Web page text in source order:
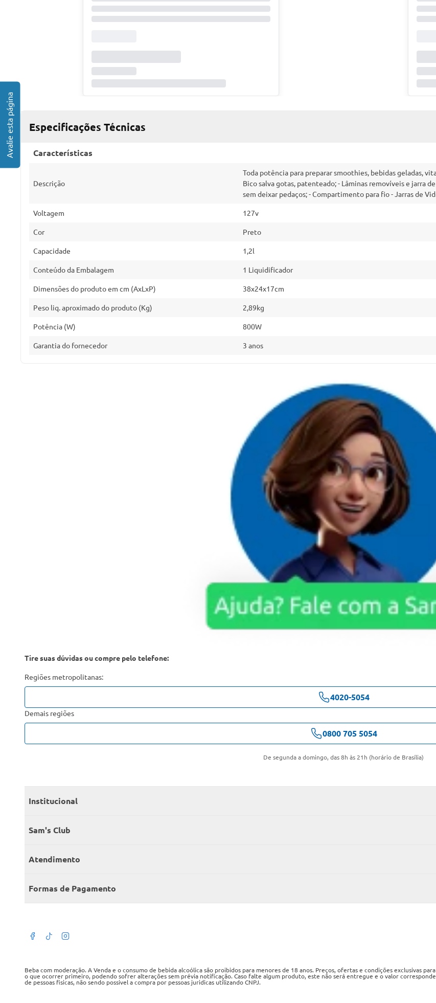
Especificações Técnicas
Características
Descrição
Toda potência para preparar smoothies, bebidas geladas,
Bico salva gotas, patenteado; - Lâminas removíveis e jarra
sem deixar pedaços; - Compartimento para fio - Jarras de
Voltagem 127v
Cor Preto
Capacidade 1,2l
Conteúdo da Embalagem 1 Liquidificador
Dimensões do produto em cm (AxLxP) 38x24x17cm
Peso liq. aproximado do produto (Kg) 2,89kg
Potência (W) 800W
Garantia do fornecedor 3 anos
Tire suas dúvidas ou compre pelo telefone:
Regiões metropolitanas:
4020-5054
Demais regiões
0800 705 5054
De segunda a domingo, das 8h às 21h (horário de Brasília)
Institucional
Quem somos
Encontre um Clube
Sam's Club
Seja sócio
Member’s Mark
Atendimento
Fale conosco
Atendimento em libras
Termos de Uso
Política de privacidade
Formas de Pagamento
Beba com moderação. A Venda e o consumo de bebida alcoólica são proibidos para menores de 18 anos. Preços, ofertas e condições exclusivas
o que ocorrer primeiro, podendo sofrer alterações sem prévia notificação. Caso falte algum produto, este não será entregue e o valor
de pessoas fisicas, não sendo possivel a compra por pessoas juridicas utilizando CNPJ.